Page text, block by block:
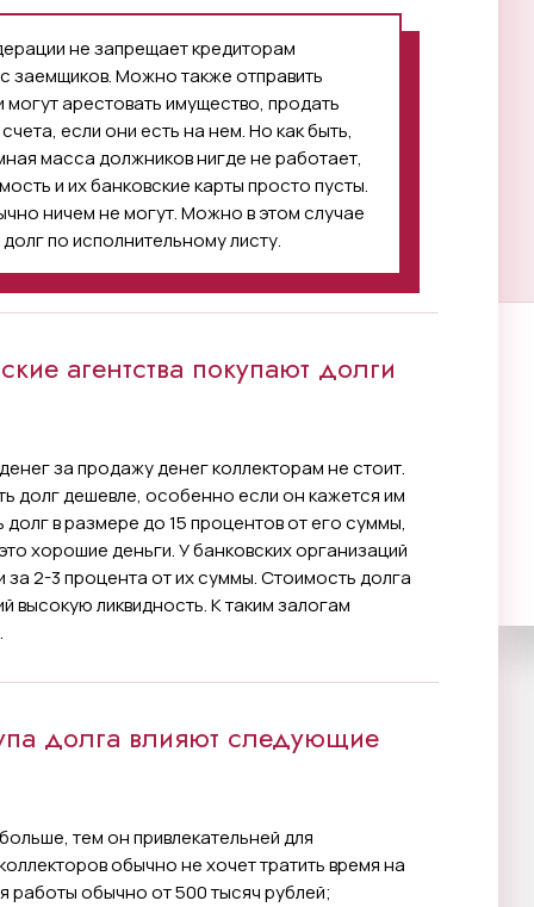
не запрещает кредиторам
заемщиков. Можно также отправить
арестовать имущество, продать
если они есть на нем. Но как быть,
масса должников нигде не работает,
и их банковские карты просто пусты.
ничем не могут. Можно в этом случае
по исполнительному листу.
агентства покупают долги
за продажу денег коллекторам не стоит.
долг дешевле, особенно если он кажется им
в размере до 15 процентов от его суммы,
хорошие деньги. У банковских организаций
за 2-3 процента от их суммы. Стоимость долга
высокую ликвидность. К таким залогам
долга влияют следующие
тем он привлекательней для
обычно не хочет тратить время на
работы обычно от 500 тысяч рублей;